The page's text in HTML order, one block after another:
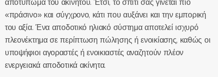
αποτύπωμα του ακινήτου. Έτσι, το σπίτι σας γίνεται πιο
«πράσινο» και σύγχρονο, κάτι που αυξάνει και την εμπορική
του αξία. Ένα αποδοτικό ηλιακό σύστημα αποτελεί ισχυρό
πλεονέκτημα σε περίπτωση πώλησης ή ενοικίασης, καθώς οι
υποψήφιοι αγοραστές ή ενοικιαστές αναζητούν πλέον
ενεργειακά αποδοτικά ακίνητα.